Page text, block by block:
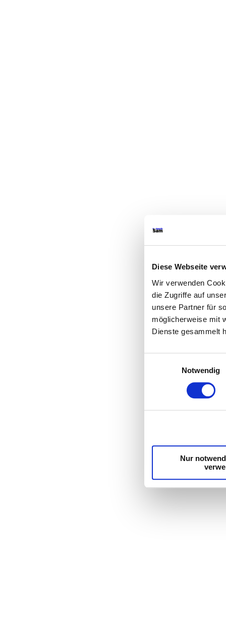
Diese Webseite
Wir verwenden
die Zugriffe auf
unsere Partner für
möglicherweise mit
Dienste gesammelt
Notwendig
Nur